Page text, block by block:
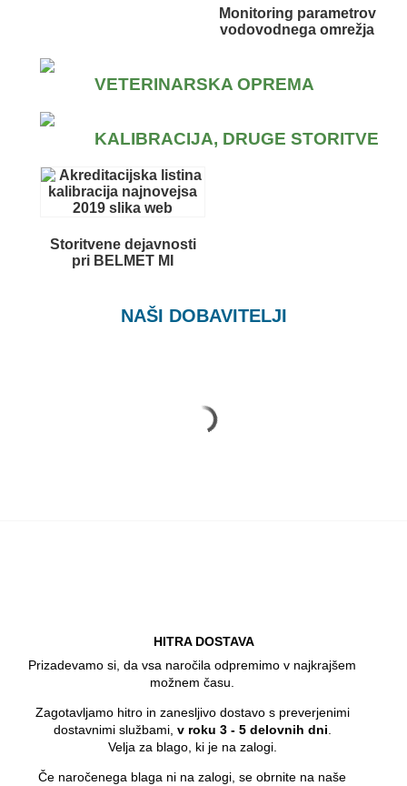
Monitoring parametrov
vodovodnega omrežja
VETERINARSKA OPREMA
KALIBRACIJA, DRUGE STORITVE
Storitvene dejavnosti
pri BELMET MI
NAŠI DOBAVITELJI
HITRA DOSTAVA
Prizadevamo si, da vsa naročila odpremimo v najkrajšem
možnem času.
Zagotavljamo hitro in zanesljivo dostavo s preverjenimi
dostavnimi službami, v roku 3 - 5 delovnih dni
Velja za blago, ki je na zalogi.
Če naročenega blaga ni na zalogi, se obrnite na naše